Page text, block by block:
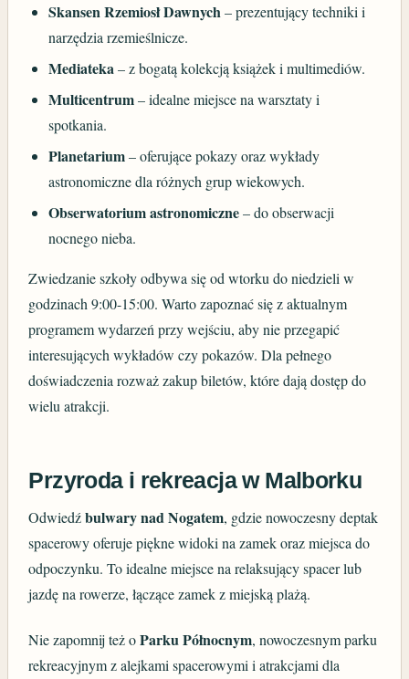
Skansen Rzemiosł Dawnych– prezentujący techniki i
narzędzia rzemieślnicze.
Mediateka– z bogatą kolekcją książek i multimediów.
Multicentrum– idealne miejsce na warsztaty i
spotkania.
Planetarium– oferujące pokazy oraz wykłady
astronomiczne dla różnych grup wiekowych.
Obserwatorium astronomiczne– do obserwacji
nocnego nieba.
Zwiedzanie szkoły odbywa się od wtorku do niedzieli w
godzinach 9:00-15:00. Warto zapoznać się z aktualnym
programem wydarzeń przy wejściu, aby nie przegapić
interesujących wykładów czy pokazów. Dla pełnego
doświadczenia rozważ zakup biletów, które dają dostęp do
wielu atrakcji.
Przyroda i rekreacja w Malborku
Odwiedźbulwary nad Nogatem, gdzie nowoczesny deptak
spacerowy oferuje piękne widoki na zamek oraz miejsca do
odpoczynku. To idealne miejsce na relaksujący spacer lub
jazdę na rowerze, łączące zamek z miejską plażą.
Nie zapomnij też oParku Północnym, nowoczesnym parku
rekreacyjnym z alejkami spacerowymi i atrakcjami dla